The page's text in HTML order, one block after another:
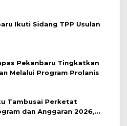
Ikuti Sidang TPP Usulan
Pekanbaru Tingkatkan
Melalui Program Prolanis
Tambusai Perketat
dan Anggaran 2026,
Sasaran